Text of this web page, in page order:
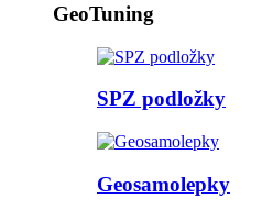
GeoTuning
SPZ podložky
Geosamolepky